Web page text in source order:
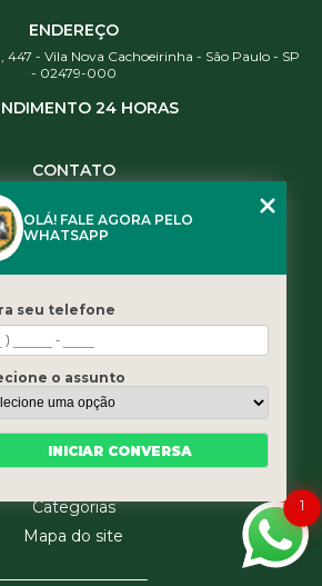
ENDEREÇO
- Vila Nova Cachoeirinha - São Paulo - SP
- 02479-000
24 HORAS
CONTATO
(11) 3461-5871
Home
Quem somos
Serviços
Blog
Categorias
Mapa do site
1
OLÁ! FALE AGORA PELO
WHATSAPP
seu telefone
o assunto
INICIAR CONVERSA